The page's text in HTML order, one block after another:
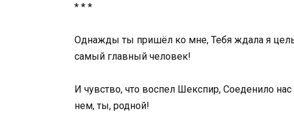
* * *
Однажды ты пришёл ко мне, Тебя ждала я
самый главный человек!
И чувство, что воспел Шекспир, Соеденило
нем, ты, родной!